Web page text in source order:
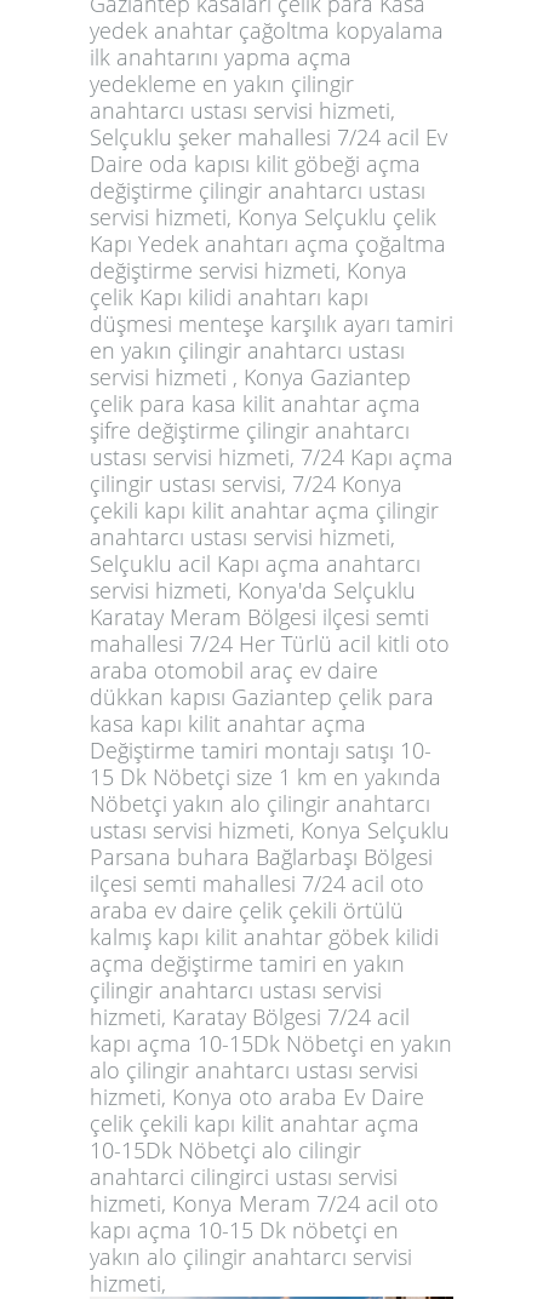
yedek anahtar çağoltma kopyalama
ilk anahtarını yapma açma
yedekleme en yakın çilingir
anahtarcı ustası servisi hizmeti,
Selçuklu şeker mahallesi 7/24 acil Ev
Daire oda kapısı kilit göbeği açma
değiştirme çilingir anahtarcı ustası
servisi hizmeti, Konya Selçuklu çelik
Kapı Yedek anahtarı açma çoğaltma
değiştirme servisi hizmeti, Konya
çelik Kapı kilidi anahtarı kapı
düşmesi menteşe karşılık ayarı tamiri
en yakın çilingir anahtarcı ustası
servisi hizmeti , Konya Gaziantep
çelik para kasa kilit anahtar açma
şifre değiştirme çilingir anahtarcı
ustası servisi hizmeti, 7/24 Kapı açma
çilingir ustası servisi, 7/24 Konya
çekili kapı kilit anahtar açma çilingir
anahtarcı ustası servisi hizmeti,
Selçuklu acil Kapı açma anahtarcı
servisi hizmeti, Konya'da Selçuklu
Karatay Meram Bölgesi ilçesi semti
mahallesi 7/24 Her Türlü acil kitli oto
araba otomobil araç ev daire
dükkan kapısı Gaziantep çelik para
kasa kapı kilit anahtar açma
Değiştirme tamiri montajı satışı 10-
15 Dk Nöbetçi size 1 km en yakında
Nöbetçi yakın alo çilingir anahtarcı
ustası servisi hizmeti, Konya Selçuklu
Parsana buhara Bağlarbaşı Bölgesi
ilçesi semti mahallesi 7/24 acil oto
araba ev daire çelik çekili örtülü
kalmış kapı kilit anahtar göbek kilidi
açma değiştirme tamiri en yakın
çilingir anahtarcı ustası servisi
hizmeti, Karatay Bölgesi 7/24 acil
kapı açma 10-15Dk Nöbetçi en yakın
alo çilingir anahtarcı ustası servisi
hizmeti, Konya oto araba Ev Daire
çelik çekili kapı kilit anahtar açma
10-15Dk Nöbetçi alo cilingir
anahtarci cilingirci ustası servisi
hizmeti, Konya Meram 7/24 acil oto
kapı açma 10-15 Dk nöbetçi en
yakın alo çilingir anahtarcı servisi
hizmeti,